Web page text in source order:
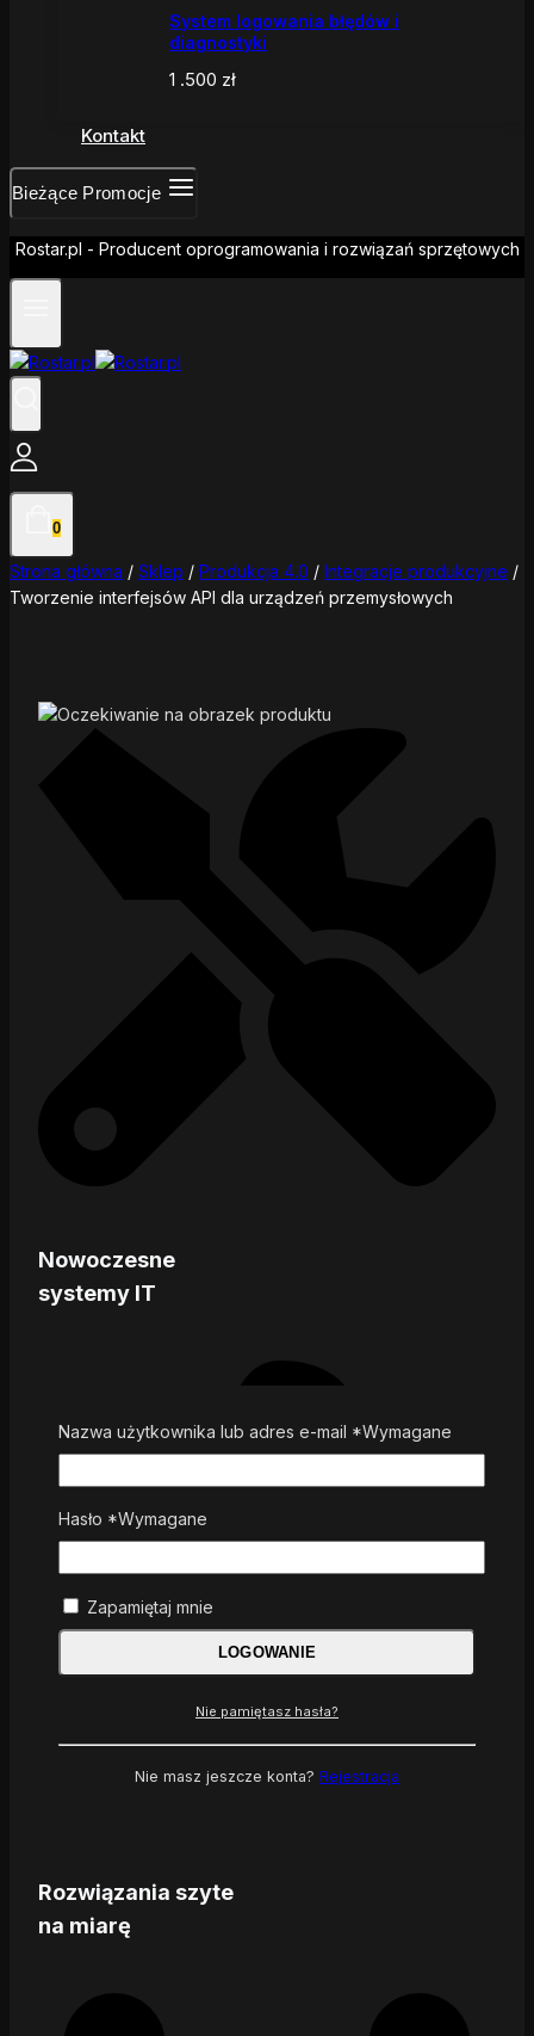
System logowania błędów i
diagnostyki
1 .500 zł
Kontakt
Bieżące Promocje
Rostar.pl - Producent oprogramowania i rozwiązań sprzętowych
0
Strona główna / Sklep / Produkcja 4.0 / Integracje produkcyjne /
Tworzenie interfejsów API dla urządzeń przemysłowych
Nowoczesne
systemy IT
Rozwiązania szyte
na miarę
Nazwa użytkownika lub adres e-mail *Wymagane
Hasło *Wymagane
Zapamiętaj mnie
LOGOWANIE
Nie pamiętasz hasła?
Nie masz jeszcze konta? Rejestracja